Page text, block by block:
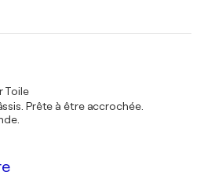
Toile
Prête à être accrochée.